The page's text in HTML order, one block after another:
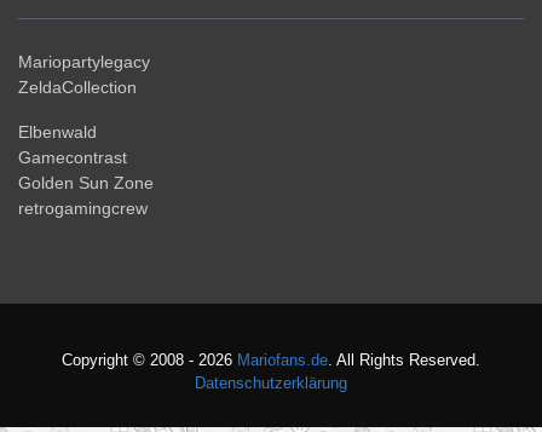
Mariopartylegacy
ZeldaCollection
Elbenwald
Gamecontrast
Golden Sun Zone
retrogamingcrew
Copyright © 2008 - 2026 Mariofans.de. All Rights Reserved.
Datenschutzerklärung